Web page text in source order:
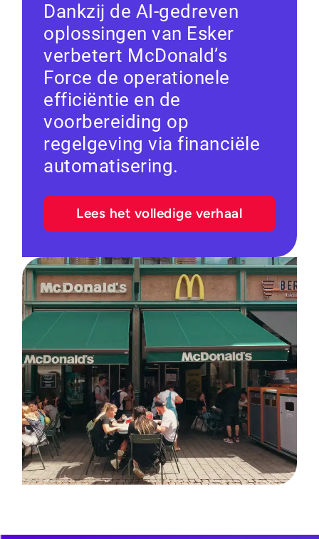
Dankzij de AI-gedreven
oplossingen van Esker
verbetert McDonald’s
Force de operationele
efficiëntie en de
voorbereiding op
regelgeving via financiële
automatisering.
Lees het volledige verhaal